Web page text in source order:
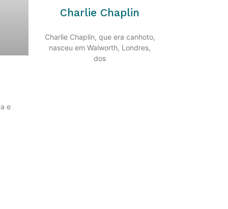
e
Charlie Chaplin
Charlie Chaplin, que era canhoto,
nasceu em Walworth, Londres,
dos